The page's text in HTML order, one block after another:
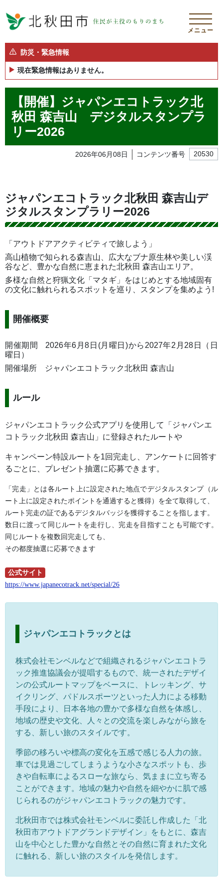
メニュー
防災・緊急情報
現在緊急情報はありません。
【開催】ジャパンエコトラック北
秋田 森吉山 デジタルスタンプラ
リー2026
2026年06月08日 コンテンツ番号 20530
ジャパンエコトラック北秋田 森吉山デ
ジタルスタンプラリー2026
「アウトドアアクティビティで旅しよう」
高山植物で知られる森吉山、広大なブナ原生林や美しい渓
谷など、豊かな自然に恵まれた北秋田 森吉山エリア。
多様な自然と狩猟文化「マタギ」をはじめとする地域固有
の文化に触れられるスポットを巡り、スタンプを集めよう!
開催概要
開催期間
2026年6月8日(月曜日)から2027年2月28日（日
曜日）
開催場所 ジャパンエコトラック北秋田 森吉山
ルール
ジャパンエコトラック公式アプリを使用して「ジャパンエ
コトラック北秋田 森吉山」に登録されたルートや
キャンペーン特設ルートを1回完走し、アンケートに回答す
るごとに、プレゼント抽選に応募できます。
「完走」とは各ルート上に設定された地点でデジタルスタンプ（ル
ート上に設定されたポイントを通過すると獲得）を全て取得して、
ルート完走の証であるデジタルバッジを獲得することを指します。
数日に渡って同じルートを走行し、完走を目指すことも可能です。
同じルートを複数回完走しても、
その都度抽選に応募できます
公式サイト
https://www.japanecotrack.net/special/26
ジャパンエコトラックとは
株式会社モンベルなどで組織されるジャパンエコトラ
ック推進協議会が提唱するもので、統一されたデザイ
ンの公式ルートマップをベースに、トレッキング、サ
イクリング、パドルスポーツといった人力による移動
手段により、日本各地の豊かで多様な自然を体感し、
地域の歴史や文化、人々との交流を楽しみながら旅を
する、新しい旅のスタイルです。
季節の移ろいや標高の変化を五感で感じる人力の旅。
車では見過ごしてしまうような小さなスポットも、歩
きや自転車によるスローな旅なら、気ままに立ち寄る
ことができます。地域の魅力や自然を細やかに肌で感
じられるのがジャパンエコトラックの魅力です。
北秋田市では株式会社モンベルに委託し作成した「北
秋田市アウトドアグランドデザイン」をもとに、森吉
山を中心とした豊かな自然とその自然に育まれた文化
に触れる、新しい旅のスタイルを発信します。